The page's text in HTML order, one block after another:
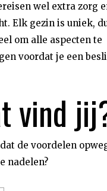
wel extra zorg
Elk gezin is uniek,
om alle aspecten te
voordat je een
vind
de voordelen
nadelen?